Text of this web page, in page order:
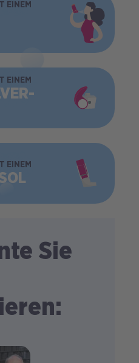
EINEM
EINEM
EINEM
Sie